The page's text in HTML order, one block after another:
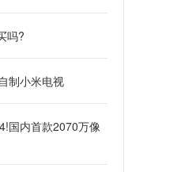
吗?
制小米电视
国内首款2070万像